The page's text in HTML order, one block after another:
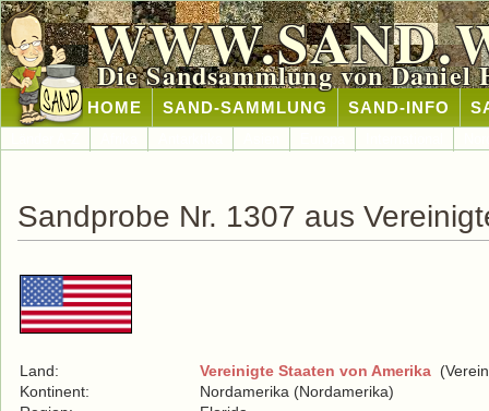
Die Sandsammlung von Daniel
HOME SAND-SAMMLUNG SAND-INFO
Sandprobe Nr. 1307 aus
Land: Vereinigte Staaten von Amerika
Kontinent:
Nordamerika (Nordamerika)